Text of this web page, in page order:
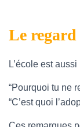
Le regard
L’école est
“Pourquoi tu ne
“C’est quoi